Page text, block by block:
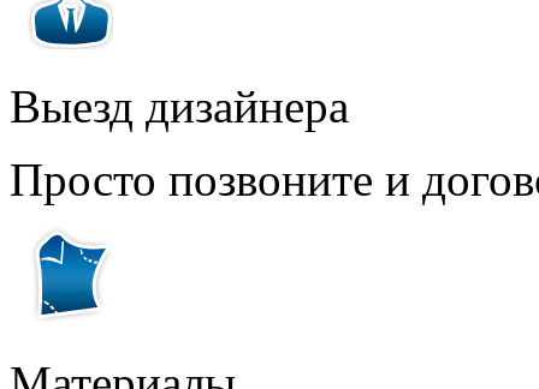
Выезд дизайнера
Просто позвоните и